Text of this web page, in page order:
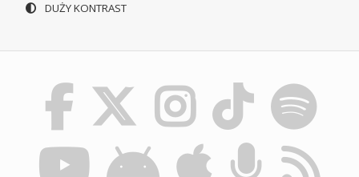
DUŻY KONTRAST